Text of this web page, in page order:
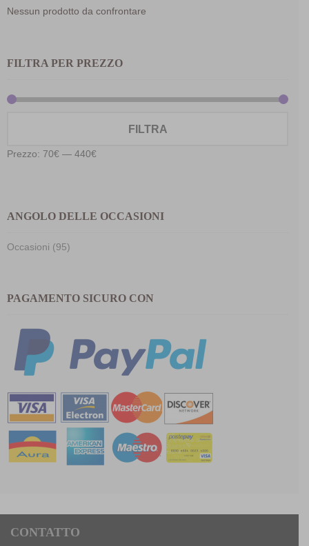
Nessun prodotto da confrontare
FILTRA PER PREZZO
FILTRA
Prezzo: 70€ — 440€
ANGOLO DELLE OCCASIONI
Occasioni (95)
PAGAMENTO SICURO CON
CONTATTO